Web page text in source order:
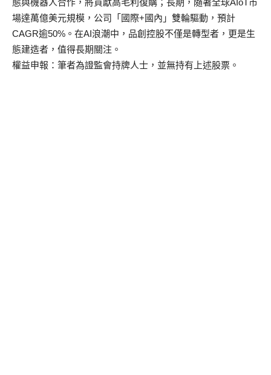
態與機器人合作，將貢獻高毛利復購；長期，隨著全球AIoT市
場達萬億美元規模，公司「國際+國內」雙輪驅動，預計
CAGR逾50%。在AI浪潮中，品創控股不僅是轉型者，更是生
態建造者，值得長期關注。
權益申報：筆者為證監會持牌人士，並無持有上述股票。